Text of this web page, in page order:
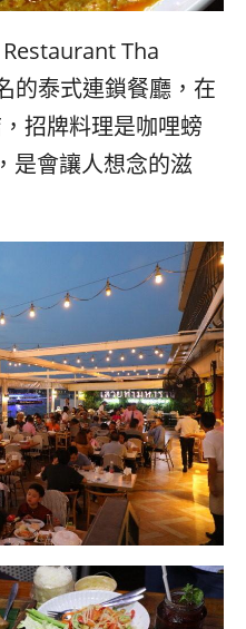
Tha
的泰式連鎖餐廳，在
招牌料理是咖哩螃
是會讓人想念的滋